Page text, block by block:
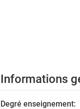
Informations
Degré enseignement: